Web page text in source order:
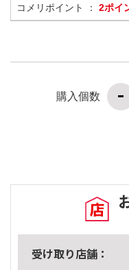
コメリポイント ： 2ポイ
購入個数
受け取り店舗：